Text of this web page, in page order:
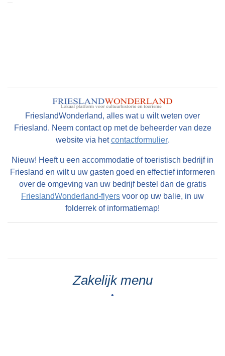
FrieslandWonderland, alles wat u wilt weten over
Friesland. Neem contact op met de beheerder van deze
website via hetcontactformulier.
Nieuw! Heeft u een accommodatie of toeristisch bedrijf in
Friesland en wilt u uw gasten goed en effectief informeren
over de omgeving van uw bedrijf bestel dan de gratis
FrieslandWonderland-flyers voor op uw balie, in uw
folderrek of informatiemap!
Zakelijk menu
•